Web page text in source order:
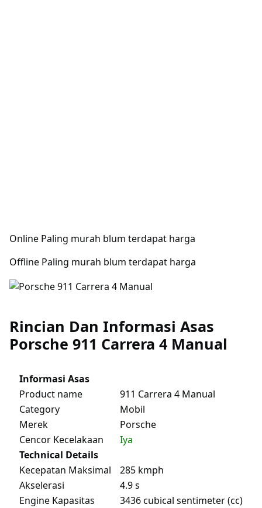
Online Paling murah blum terdapat harga
Offline Paling murah blum terdapat harga
Rincian Dan Informasi Asas
Porsche 911 Carrera 4 Manual
Informasi Asas
Product name
911 Carrera 4 Manual
Category
Mobil
Merek
Porsche
Cencor Kecelakaan
Iya
Technical Details
Kecepatan Maksimal
285 kmph
Akselerasi
4.9 s
Engine Kapasitas
3436 cubical sentimeter (cc)